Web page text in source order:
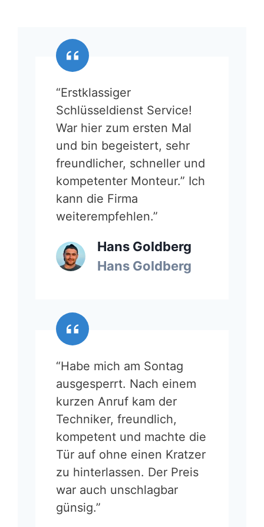
“Erstklassiger
Schlüsseldienst Service!
War hier zum ersten Mal
und bin begeistert, sehr
freundlicher, schneller und
kompetenter Monteur.” Ich
kann die Firma
weiterempfehlen.”
Hans Goldberg
Hans Goldberg
“Habe mich am Sontag
ausgesperrt. Nach einem
kurzen Anruf kam der
Techniker, freundlich,
kompetent und machte die
Tür auf ohne einen Kratzer
zu hinterlassen. Der Preis
war auch unschlagbar
günsig.”